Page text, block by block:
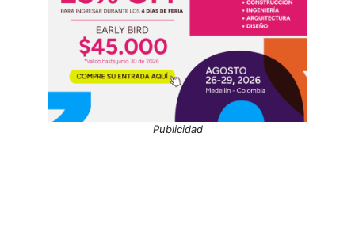
Publicidad